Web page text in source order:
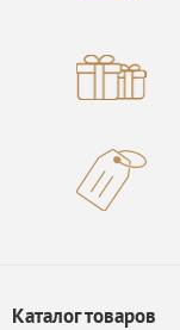
Каталог товаров